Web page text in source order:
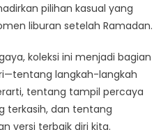
pilihan kasual yang
liburan setelah Ramadan.
koleksi ini menjadi bagian
langkah-langkah
tentang tampil percaya
terkasih, dan tentang
versi terbaik diri kita.